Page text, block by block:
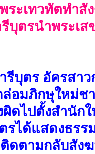
พระเทวทัตทำสั
รีบุตรนำพระเ
รีบุตร อัครสา
ล่อมภิกษุใหม่ช
ดไปตั้งสำนัก
รได้แสดงธรร
ดตามกลับสัง